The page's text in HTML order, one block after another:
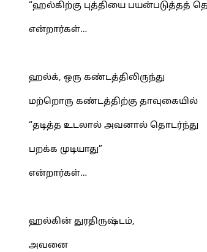
“ஹல்கிற்கு புத்தியை பயன்படுத்தத்
என்றார்கள்…
ஹல்க், ஒரு கண்டத்திலிருந்து
மற்றொரு கண்டத்திற்கு தாவுகையில்
“தடித்த உடலால் அவனால் தொடர்ந்து
பறக்க முடியாது”
என்றார்கள்…
ஹல்கின் துரதிருஷ்டம்,
அவனை